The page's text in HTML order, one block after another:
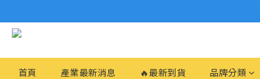
首頁 產業最新消息 🔥最新到貨 品牌分類